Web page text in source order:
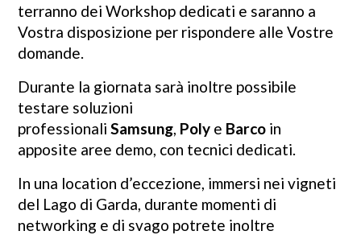
terranno dei Workshop dedicati e saranno a
Vostra disposizione per rispondere alle Vostre
domande.
Durante la giornata sarà inoltre possibile
testare soluzioni
professionaliSamsung, Poly e Barco in
apposite aree demo, con tecnici dedicati.
In una location d’eccezione, immersi nei vigneti
del Lago di Garda, durante momenti di
networking e di svago potrete inoltre